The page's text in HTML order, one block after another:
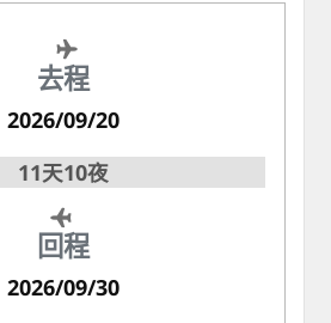
去程
2026/09/20
11天10夜
回程
2026/09/30